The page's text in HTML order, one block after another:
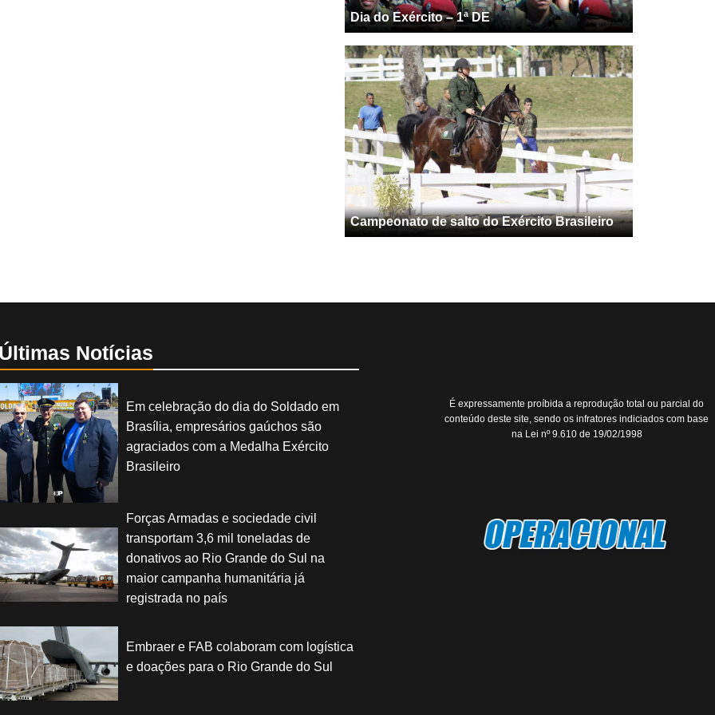
Dia do Exército – 1ª DE
Campeonato de salto do Exército Brasileiro
Últimas Notícias
Em celebração do dia do Soldado em
Brasília, empresários gaúchos são
agraciados com a Medalha Exército
Brasileiro
Forças Armadas e sociedade civil
transportam 3,6 mil toneladas de
donativos ao Rio Grande do Sul na
maior campanha humanitária já
registrada no país
Embraer e FAB colaboram com logística
e doações para o Rio Grande do Sul
É expressamente proíbida a reprodução total ou parcial do
conteúdo deste site, sendo os infratores indiciados com base
na Lei nº 9.610 de 19/02/1998